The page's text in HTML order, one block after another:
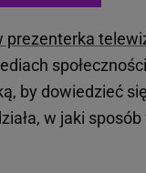
prezenterka
by dowiedzieć
w jaki